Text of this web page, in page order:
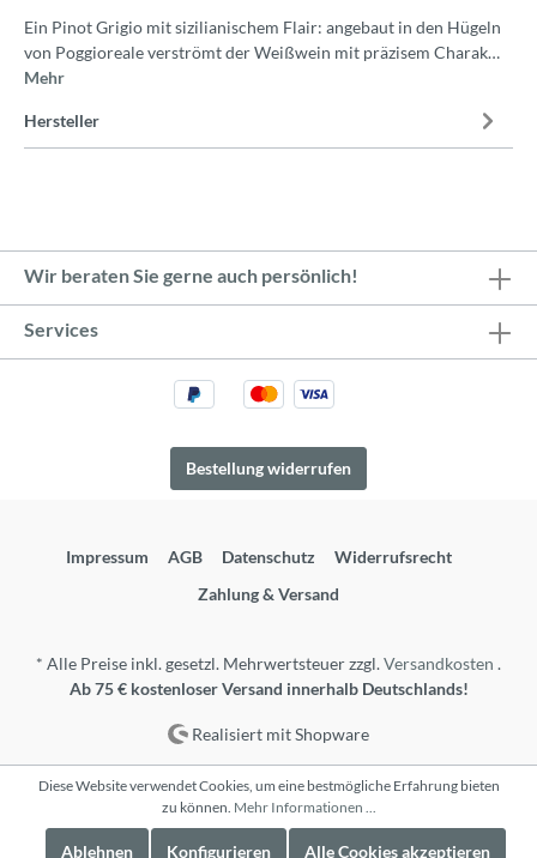
Ein Pinot Grigio mit sizilianischem Flair: angebaut in den Hügeln
von Poggioreale verströmt der Weißwein mit präzisem Charak…
Mehr
Hersteller
Wir beraten Sie gerne auch persönlich!
Services
Bestellung widerrufen
Impressum AGB Datenschutz
Widerrufsrecht
Zahlung & Versand
* Alle Preise inkl. gesetzl. Mehrwertsteuer zzgl.Versandkosten .
Ab 75 € kostenloser Versand innerhalb Deutschlands!
Realisiert mit Shopware
Diese Website verwendet Cookies, um eine bestmögliche Erfahrung bieten
zu können. Mehr Informationen ...
Ablehnen Konfigurieren Alle Cookies akzeptieren